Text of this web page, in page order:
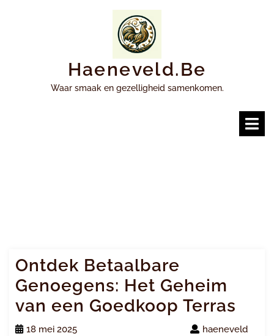
Haeneveld.be
Waar smaak en gezelligheid samenkomen.
Ontdek Betaalbare
Genoegens: Het Geheim
van een Goedkoop Terras
18 mei 2025 haeneveld